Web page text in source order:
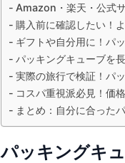
Amazon・楽天・公式
購入前に確認したい！
ギフトや自分用に！パ
パッキングキューブを
実際の旅行で検証！パ
コスパ重視派必見！価
まとめ：自分に合った
パッキングキ